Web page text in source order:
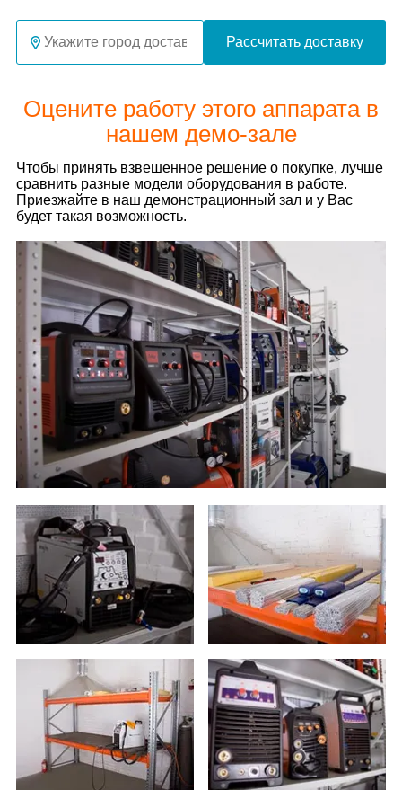
Рассчитать доставку
Оцените работу этого аппарата в
нашем демо-зале
Чтобы принять взвешенное решение о покупке, лучше
сравнить разные модели оборудования в работе.
Приезжайте в наш демонстрационный зал и у Вас
будет такая возможность.